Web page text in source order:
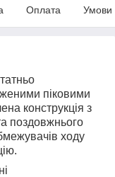
Оплата Умови
піковими
конструкція з
поздовжнього
ходу